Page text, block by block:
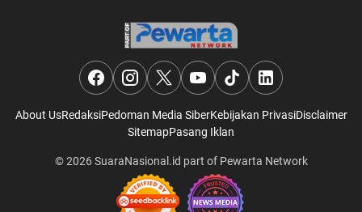
About UsRedaksiPedoman Media SiberKebijakan PrivasiDisclaimer
SitemapPasang Iklan
© 2026SuaraNasional.id part of Pewarta Network